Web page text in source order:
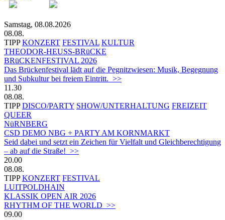
Samstag, 08.08.2026
08.08.
TIPP KONZERT FESTIVAL KULTUR
THEODOR-HEUSS-BRüCKE
BRüCKENFESTIVAL 2026
Das Brückenfestival lädt auf die Pegnitzwiesen: Musik, Begegnung
und Subkultur bei freiem Eintritt. >>
11.30
08.08.
TIPP DISCO/PARTY SHOW/UNTERHALTUNG FREIZEIT
QUEER
NüRNBERG
CSD DEMO NBG + PARTY AM KORNMARKT
Seid dabei und setzt ein Zeichen für Vielfalt und Gleichberechtigung
– ab auf die Straße! >>
20.00
08.08.
TIPP KONZERT FESTIVAL
LUITPOLDHAIN
KLASSIK OPEN AIR 2026
RHYTHM OF THE WORLD >>
09.00